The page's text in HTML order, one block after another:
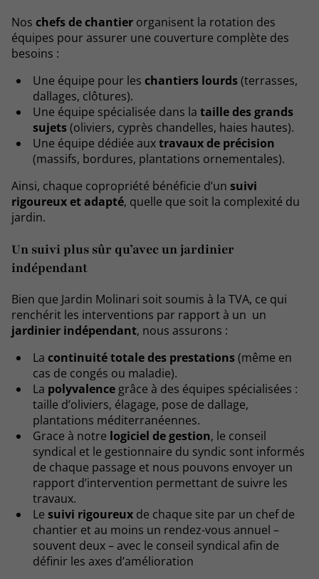
Nos chefs de chantier organisent la rotation des
équipes pour assurer une couverture complète des
besoins :
Une équipe pour les chantiers lourds(terrasses,
dallages, clôtures).
Une équipe spécialisée dans la taille des grands
sujets(oliviers, cyprès chandelles, haies hautes).
Une équipe dédiée auxtravaux de précision
(massifs, bordures, plantations ornementales).
Ainsi, chaque copropriété bénéficie d’un suivi
rigoureux et adapté, quelle que soit la complexité du
jardin.
Un suivi plus sûr qu’avec un jardinier
indépendant
Bien que Jardin Molinari soit soumis à la TVA, ce qui
renchérit les interventions par rapport à un un
jardinier indépendant, nous assurons :
La continuité totale des prestations(même en
cas de congés ou maladie).
La polyvalencegrâce à des équipes spécialisées :
taille d’oliviers, élagage, pose de dallage,
plantations méditerranéennes.
Grace à notre logiciel de gestion, le conseil
syndical et le gestionnaire du syndic sont informés
de chaque passage et nous pouvons envoyer un
rapport d’intervention permettant de suivre les
travaux.
Le suivi rigoureuxde chaque site par un chef de
chantier et au moins un rendez-vous annuel –
souvent deux – avec le conseil syndical afin de
définir les axes d’amélioration